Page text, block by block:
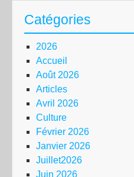
Catégories
2026
Accueil
Août 2026
Articles
Avril 2026
Culture
Février 2026
Janvier 2026
Juillet2026
Juin 2026